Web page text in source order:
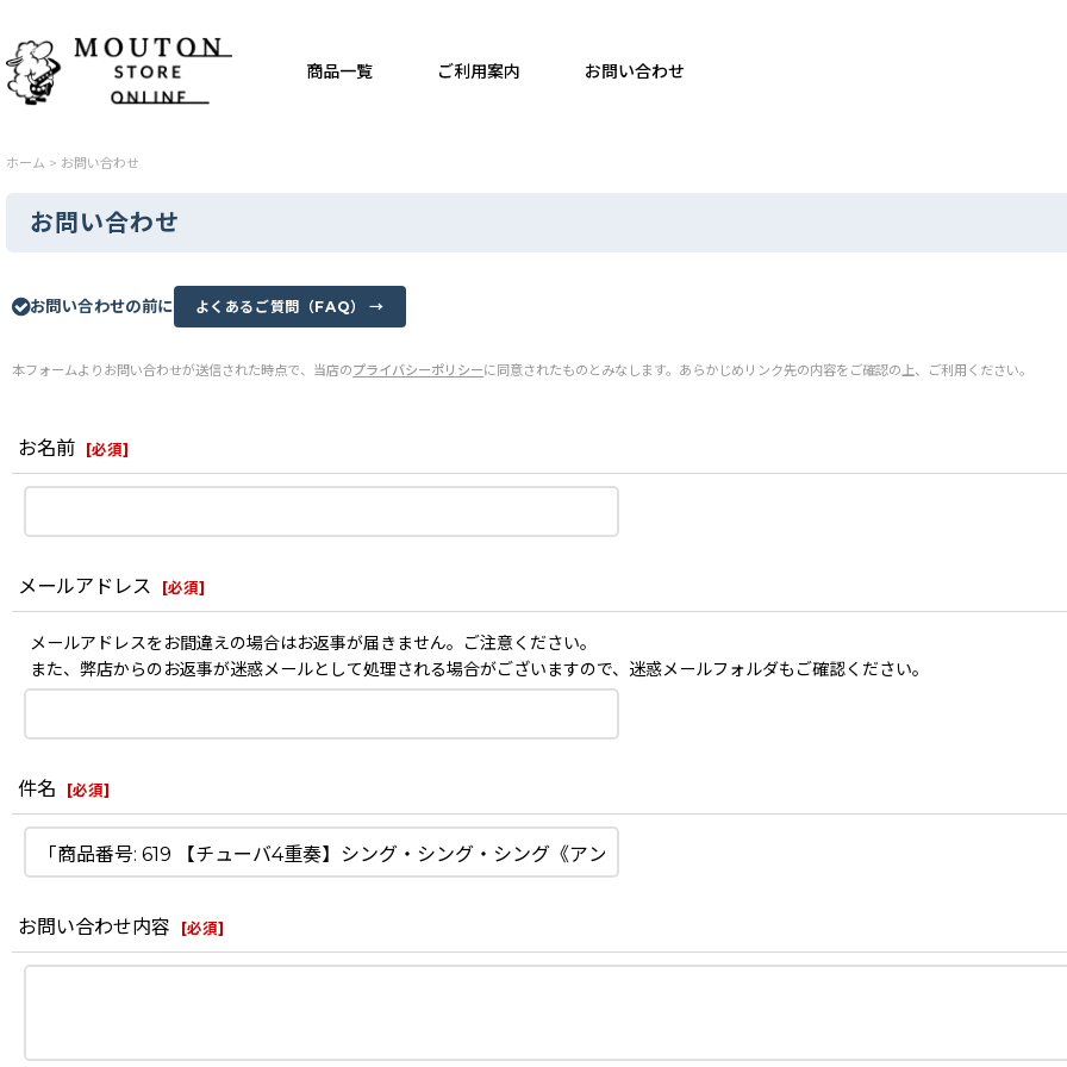
商品一覧 ご利用案内 お問い合わせ
ホーム > お問い合わせ
お問い合わせ
お問い合わせの前に よくあるご質問（FAQ） →
本フォームよりお問い合わせが送信された時点で、当店のプライバシーポリシーに同意されたものとみなします。あらかじめリンク先の内容をご確認の上、ご利用ください。
お名前 [必須]
メールアドレス [必須]
メールアドレスをお間違えの場合はお返事が届きません。ご注意ください。
また、弊店からのお返事が迷惑メールとして処理される場合がございますので、迷惑メールフォルダもご確認ください。
件名 [必須]
お問い合わせ内容 [必須]